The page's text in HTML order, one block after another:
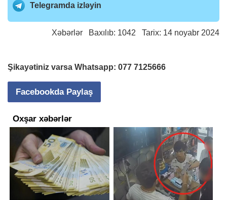
Telegramda izləyin
Xəbərlər Baxılıb: 1042 Tarix: 14 noyabr 2024
Şikayətiniz varsa Whatsapp: 077 7125666
Facebookda Paylaş
Oxşar xəbərlər